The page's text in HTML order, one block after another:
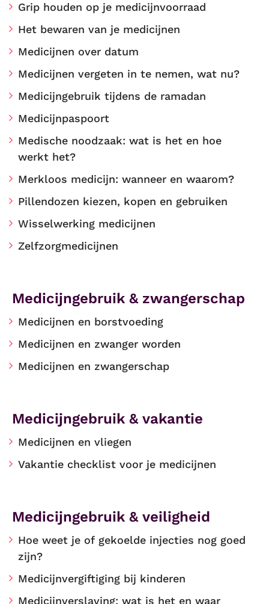
Grip houden op je medicijnvoorraad
Het bewaren van je medicijnen
Medicijnen over datum
Medicijnen vergeten in te nemen, wat nu?
Medicijngebruik tijdens de ramadan
Medicijnpaspoort
Medische noodzaak: wat is het en hoe
werkt het?
Merkloos medicijn: wanneer en waarom?
Pillendozen kiezen, kopen en gebruiken
Wisselwerking medicijnen
Zelfzorgmedicijnen
Medicijngebruik & zwangerschap
Medicijnen en borstvoeding
Medicijnen en zwanger worden
Medicijnen en zwangerschap
Medicijngebruik & vakantie
Medicijnen en vliegen
Vakantie checklist voor je medicijnen
Medicijngebruik & veiligheid
Hoe weet je of gekoelde injecties nog goed
zijn?
Medicijnvergiftiging bij kinderen
Medicijnverslaving: wat is het en waar